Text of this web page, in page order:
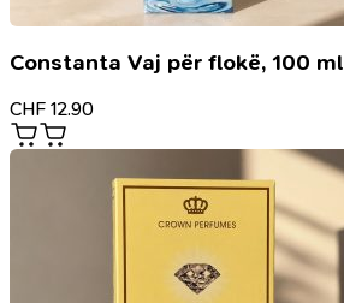
Constanta Vaj për flokë, 100 ml
CHF 12.90